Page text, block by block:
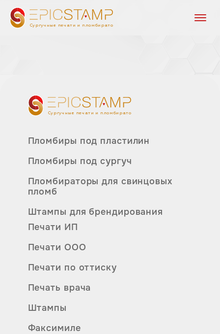
Сургучные печати и пломбираторы
Сургучные печати и пломбираторы
Печати ИП
Печати ООО
Печати по оттиску
Печать врача
Пломбираторы для свинцовых
пломб
Пломбиры под пластилин
Пломбиры под сургуч
Факсимиле
Штампы
Штампы для брендирования